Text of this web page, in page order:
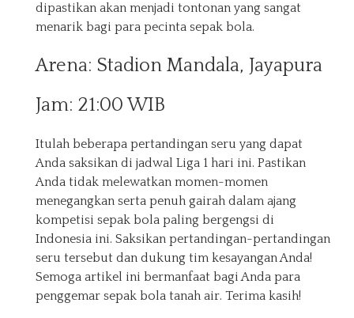
dipastikan akan menjadi tontonan yang sangat
menarik bagi para pecinta sepak bola.
Arena: Stadion Mandala, Jayapura
Jam: 21:00 WIB
Itulah beberapa pertandingan seru yang dapat
Anda saksikan di jadwal Liga 1 hari ini. Pastikan
Anda tidak melewatkan momen-momen
menegangkan serta penuh gairah dalam ajang
kompetisi sepak bola paling bergengsi di
Indonesia ini. Saksikan pertandingan-pertandingan
seru tersebut dan dukung tim kesayangan Anda!
Semoga artikel ini bermanfaat bagi Anda para
penggemar sepak bola tanah air. Terima kasih!